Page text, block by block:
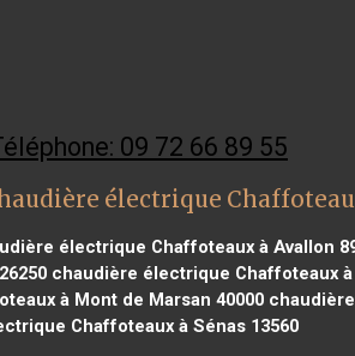
09 72 66 89 55
électrique
électrique Chaffoteaux à Avallon
chaudière électrique Chaffoteaux
à Mont de Marsan 40000
Chaffoteaux à Sénas 13560